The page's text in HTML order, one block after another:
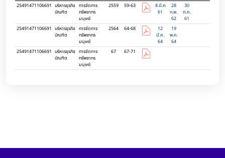
25491471106691 บริหารธุรกิจ
บัณฑิต
การจัดการ
ทรัพยากร
มนุษย์
2559 59-63
8 มี.ค
61
28
ก.พ.
62
30
ต.ค.
61
25491471106691 บริหารธุรกิจ
บัณฑิต
การจัดการ
ทรัพยากร
มนุษย์
2564 64-68
12
มี.ค.
64
19
พ.ค.
64
25491471106691 บริหารธุรกิจ
บัณฑิต
การจัดการ
ทรัพยากร
มนุษย์
67 67-71